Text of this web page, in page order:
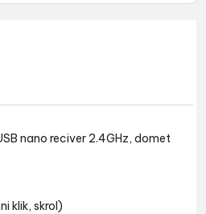
nano reciver 2.4GHz, domet
klik, skrol)